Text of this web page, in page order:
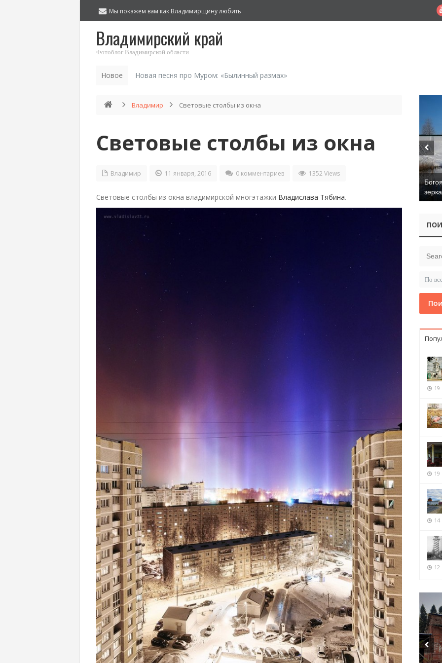
Мы покажем вам как Владимирщину любить
Владимирский край
Фотоблог Владимирской области
Новое Новая песня про Муром: «Былинный размах»
Владимир Световые столбы из окна
Световые столбы из окна
Владимир 11 января, 2016 0 комментариев 1352 Views
Световые столбы из окна владимирской многэтажки Владислава Тябина.
19
19
14
12